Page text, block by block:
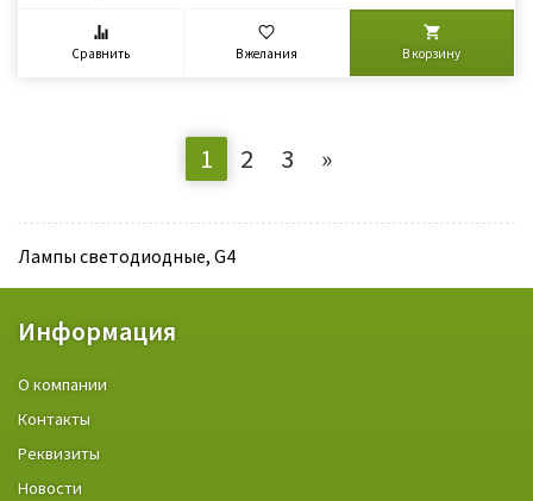
Сравнить В желания В корзину
1 2 3 »
Лампы светодиодные, G4
Информация
О компании
Контакты
Реквизиты
Новости